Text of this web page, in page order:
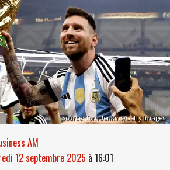
Source: Tom Jenkins/Getty Images
AM
12 septembre 2025 à 16:01